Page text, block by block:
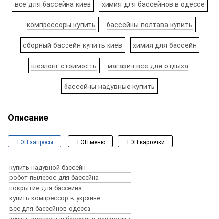
все для бассейна киев химия для бассейнов в одессе
компрессоры купить бассейны полтава купить
сборный бассейн купить киев химия для бассейн
шезлонг стоимость магазин все для отдыха
бассейны надувные купить
Описание
ТОП запросы ТОП меню
ТОП карточки
Оборудование для бассейнов
Химия для бассейна
Пылесосы для бассейнов
Аксессуары для бассейнов
Все для строительства бассейнов
Закладные детали для бассейнов
купить бассейны
сборный бассейн
купить надувной бассейн
робот пылесос для бассейна
покрытие для бассейна
купить компрессор в украине
все для бассейнов одесса